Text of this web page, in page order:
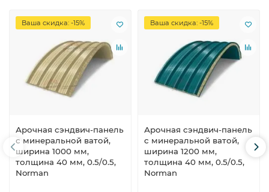
Ваша скидка: -15%
Арочная сэндвич-панель
с минеральной ватой,
ширина 1000 мм,
толщина 40 мм, 0.5/0.5,
Norman
Ваша скидка: -15%
Арочная сэндвич-панель
с минеральной ватой,
ширина 1200 мм,
толщина 40 мм, 0.5/0.5,
Norman